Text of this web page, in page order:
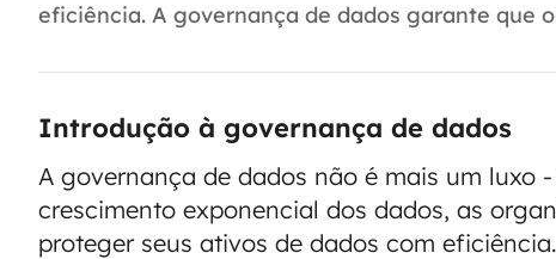
eficiência. A governança de dados garante que
Introdução à governança de dados
A governança de dados não é mais um luxo
crescimento exponencial dos dados, as
proteger seus ativos de dados com